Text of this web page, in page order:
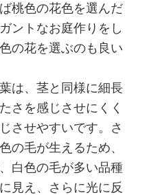
桃色の花色を選んだ
ントなお庭作りをし
の花を選ぶのも良い
葉は、茎と同様に細長
さを感じさせにくく
させやすいです。さ
の毛が生えるため、
白色の毛が多い品種
見え、さらに光に反